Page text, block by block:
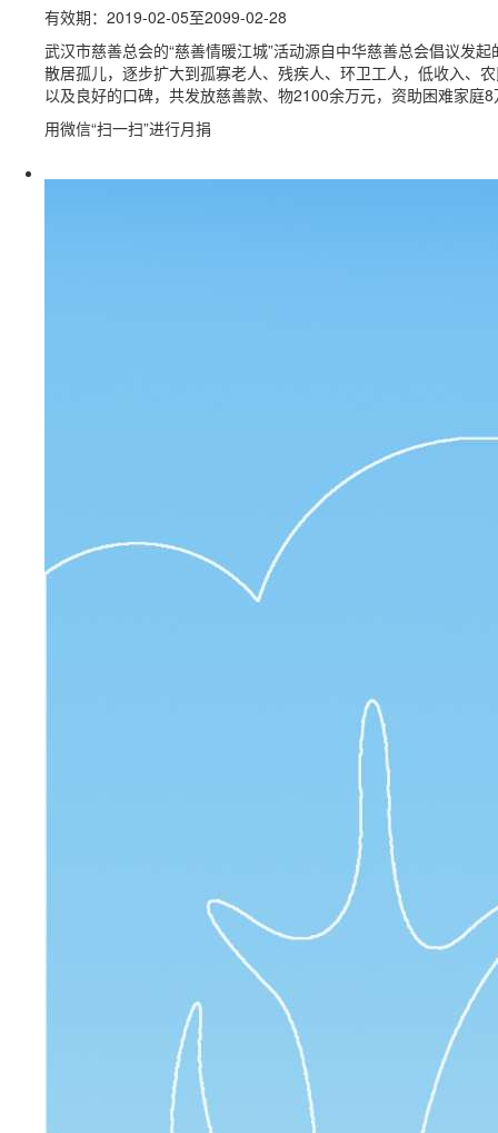
有效期：2019-02-05至2099-02-28
武汉市慈善总会的“慈善情暖江城”活动源自中华慈善总会倡议发
散居孤儿，逐步扩大到孤寡老人、残疾人、环卫工人，低收入、
以及良好的口碑，共发放慈善款、物2100余万元，资助困难家
用微信“扫一扫”进行月捐